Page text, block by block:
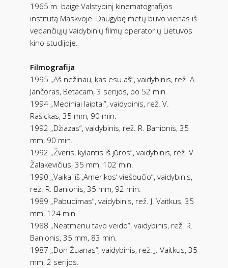
1965 m. baigė Valstybinį kinematografijos
institutą Maskvoje. Daugybę metų buvo vienas iš
vedančiųjų vaidybinių filmų operatorių Lietuvos
kino studijoje.
Filmografija
1995 „Aš nežinau, kas esu aš“, vaidybinis, rež. A.
Jančoras, Betacam, 3 serijos, po 52 min.
1994 „Mediniai laiptai“, vaidybinis, rež. V.
Rašickas, 35 mm, 90 min.
1992 „Džiazas“, vaidybinis, rež. R. Banionis, 35
mm, 90 min.
1992 „Žvėris, kylantis iš jūros“, vaidybinis, rež. V.
Žalakevičius, 35 mm, 102 min.
1990 „Vaikai iš ‚Amerikos‘ viešbučio“, vaidybinis,
rež. R. Banionis, 35 mm, 92 min.
1989 „Pabudimas“, vaidybinis, rež. J. Vaitkus, 35
mm, 124 min.
1988 „Neatmenu tavo veido“, vaidybinis, rež. R.
Banionis, 35 mm, 83 min.
1987 „Don Žuanas“, vaidybinis, rež. J. Vaitkus, 35
mm, 2 serijos.